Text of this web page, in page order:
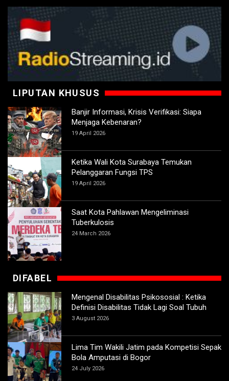
LIPUTAN KHUSUS
Banjir Informasi, Krisis Verifikasi: Siapa
Menjaga Kebenaran?
19 April 2026
Ketika Wali Kota Surabaya Temukan
Pelanggaran Fungsi TPS
19 April 2026
Saat Kota Pahlawan Mengeliminasi
Tuberkulosis
24 March 2026
DIFABEL
Mengenal Disabilitas Psikososial : Ketika
Definisi Disabilitas Tidak Lagi Soal Tubuh
3 August 2026
Lima Tim Wakili Jatim pada Kompetisi Sepak
Bola Amputasi di Bogor
24 July 2026